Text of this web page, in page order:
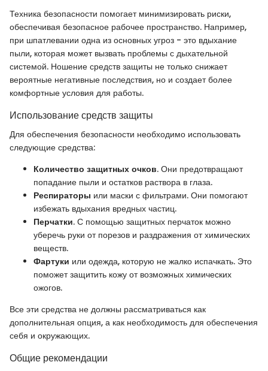
Техника безопасности помогает минимизировать риски,
обеспечивая безопасное рабочее пространство. Например,
при шпатлевании одна из основных угроз - это вдыхание
пыли, которая может вызвать проблемы с дыхательной
системой. Ношение средств защиты не только снижает
вероятные негативные последствия, но и создает более
комфортные условия для работы.
Использование средств защиты
Для обеспечения безопасности необходимо использовать
следующие средства:
Количество защитных очков. Они предотвращают
попадание пыли и остатков раствора в глаза.
Респираторы или маски с фильтрами. Они помогают
избежать вдыхания вредных частиц.
Перчатки. С помощью защитных перчаток можно
уберечь руки от порезов и раздражения от химических
веществ.
Фартуки или одежда, которую не жалко испачкать. Это
поможет защитить кожу от возможных химических
ожогов.
Все эти средства не должны рассматриваться как
дополнительная опция, а как необходимость для обеспечения
себя и окружающих.
Общие рекомендации